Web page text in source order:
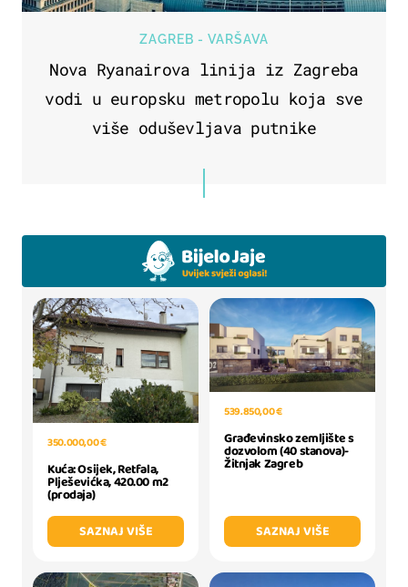
ZAGREB - VARŠAVA
Nova Ryanairova linija iz Zagreba
vodi u europsku metropolu koja sve
više oduševljava putnike
350.000,00 €
Kuća: Osijek, Retfala,
Plješevićka, 420.00 m2
(prodaja)
SAZNAJ VIŠE
539.850,00 €
Građevinsko zemljište s
dozvolom (40 stanova)-
Žitnjak Zagreb
SAZNAJ VIŠE